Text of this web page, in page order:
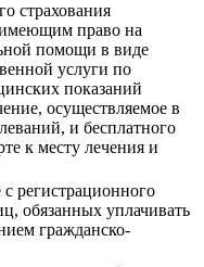
страхования
право на
помощи в виде
услуги по
показаний
осуществляемое в
и бесплатного
к месту лечения и
с регистрационного
обязанных уплачивать
гражданско-